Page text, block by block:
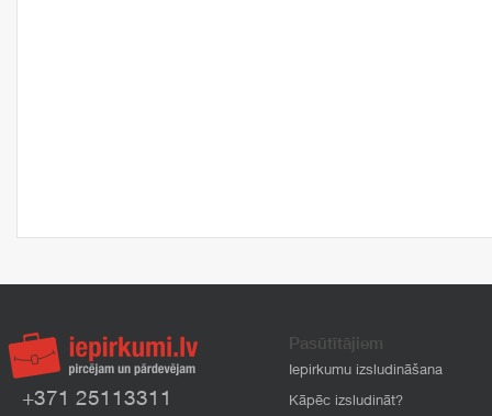
+371 25113311
Pasūtītājiem
Iepirkumu izsludināšana
Kāpēc izsludināt?